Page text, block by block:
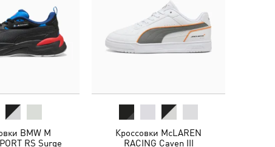
BMW M
RS Surge
Кроссовки McLAREN
RACING Caven III